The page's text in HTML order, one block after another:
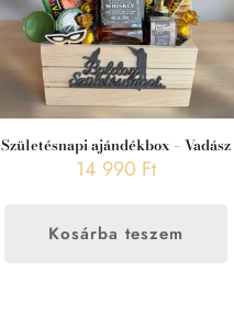
Születésnapi ajándékbox – Vadász
14 990 Ft
Kosárba teszem